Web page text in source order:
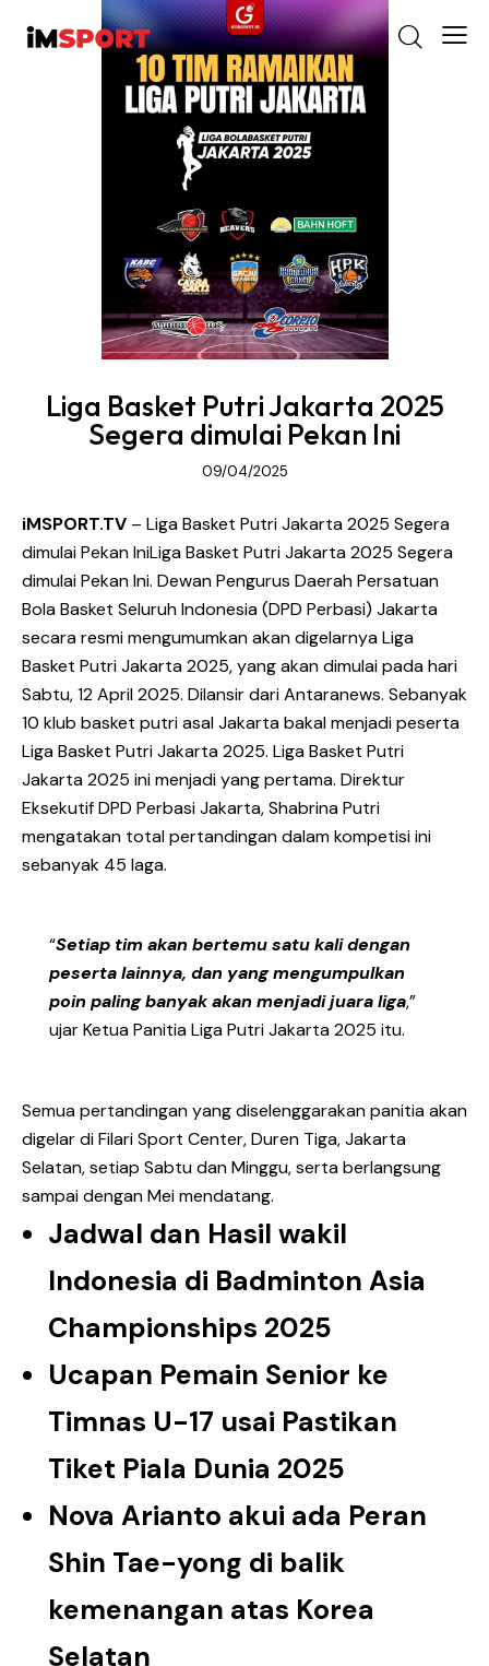
Liga Basket Putri Jakarta 2025
Segera dimulai Pekan Ini
09/04/2025
iMSPORT.TV – Liga Basket Putri Jakarta 2025 Segera
dimulai Pekan IniLiga Basket Putri Jakarta 2025 Segera
dimulai Pekan Ini. Dewan Pengurus Daerah Persatuan
Bola Basket Seluruh Indonesia (DPD Perbasi) Jakarta
secara resmi mengumumkan akan digelarnya Liga
Basket Putri Jakarta 2025, yang akan dimulai pada hari
Sabtu, 12 April 2025. Dilansir dari Antaranews. Sebanyak
10 klub basket putri asal Jakarta bakal menjadi peserta
Liga Basket Putri Jakarta 2025. Liga Basket Putri
Jakarta 2025 ini menjadi yang pertama. Direktur
Eksekutif DPD Perbasi Jakarta, Shabrina Putri
mengatakan total pertandingan dalam kompetisi ini
sebanyak 45 laga.
“Setiap tim akan bertemu satu kali dengan
peserta lainnya, dan yang mengumpulkan
poin paling banyak akan menjadi juara liga,”
ujar Ketua Panitia Liga Putri Jakarta 2025 itu.
Semua pertandingan yang diselenggarakan panitia akan
digelar di Filari Sport Center, Duren Tiga, Jakarta
Selatan, setiap Sabtu dan Minggu, serta berlangsung
sampai dengan Mei mendatang.
Jadwal dan Hasil wakil
Indonesia di Badminton Asia
Championships 2025
Ucapan Pemain Senior ke
Timnas U-17 usai Pastikan
Tiket Piala Dunia 2025
Nova Arianto akui ada Peran
Shin Tae-yong di balik
kemenangan atas Korea
Selatan